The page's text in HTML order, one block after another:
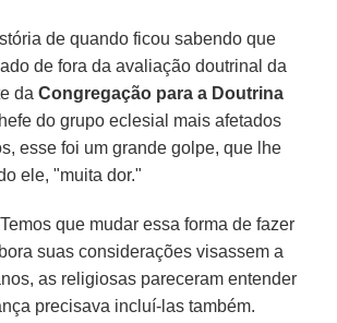
de quando ficou sabendo que
de fora da avaliação doutrinal da
daCongregação para a Doutrina
do grupo eclesial mais afetados
esse foi um grande golpe, que lhe
ele, "muita dor."
que mudar essa forma de fazer
suas considerações visassem a
as religiosas pareceram entender
precisava incluí-las também.